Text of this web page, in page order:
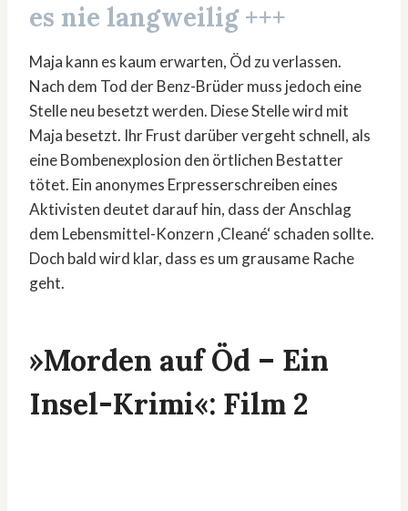
es nie langweilig +++
Maja kann es kaum erwarten, Öd zu verlassen.
Nach dem Tod der Benz-Brüder muss jedoch eine
Stelle neu besetzt werden. Diese Stelle wird mit
Maja besetzt. Ihr Frust darüber vergeht schnell, als
eine Bombenexplosion den örtlichen Bestatter
tötet. Ein anonymes Erpresserschreiben eines
Aktivisten deutet darauf hin, dass der Anschlag
dem Lebensmittel-Konzern ‚Cleané‘ schaden sollte.
Doch bald wird klar, dass es um grausame Rache
geht.
»Morden auf Öd – Ein
Insel-Krimi«: Film 2